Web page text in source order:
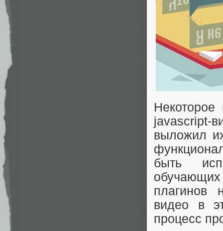
javascript-
выложил
быть
плагинов
видео в
процесс